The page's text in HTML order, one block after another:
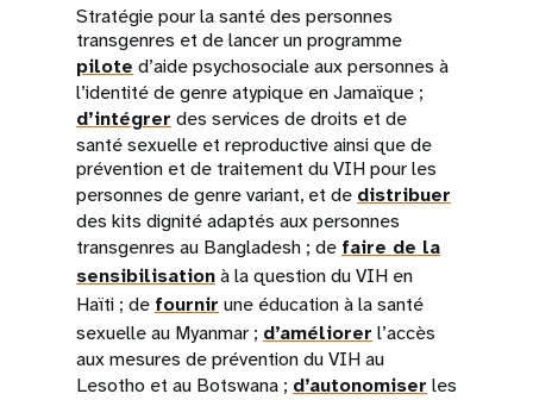
Stratégie pour la santé des personnes
transgenres et de lancer un programme
pilote d’aide psychosociale aux personnes à
l’identité de genre atypique en Jamaïque ;
d’intégrer des services de droits et de
santé sexuelle et reproductive ainsi que de
prévention et de traitement du VIH pour les
personnes de genre variant, et de distribuer
des kits dignité adaptés aux personnes
transgenres au Bangladesh ; de faire de la
sensibilisationà la question du VIH en
Haïti ; de fournir une éducation à la santé
sexuelle au Myanmar ; d’améliorer l’accès
aux mesures de prévention du VIH au
Lesotho et au Botswana ; d’autonomiser les